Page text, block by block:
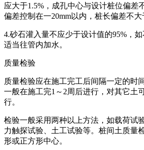
应大于1.5%，成孔中心与设计桩位偏差
偏差控制在一20mm以内，桩长偏差不大
4.砂石灌入量不应少于设计值的95%，
适当往管内加水。
质量检验
质量检验应在施工完工后间隔一定的时
一般在施工完1～2周后进行，对其它土
行。
检验一般采用两种以上方法，如载荷试
力触探试验、土工试验等。桩间土质量
形或正方形中心。